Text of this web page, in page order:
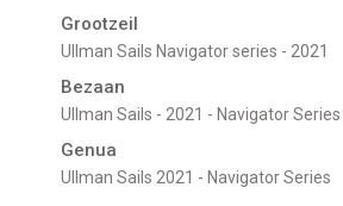
Grootzeil
Ullman Sails Navigator series - 2021
Bezaan
Ullman Sails - 2021 - Navigator Series
Genua
Ullman Sails 2021 - Navigator Series